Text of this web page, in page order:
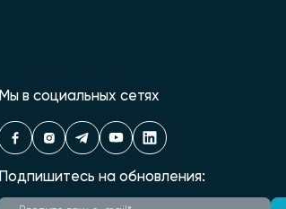
Мы в социальных сетях
Подпишитесь на обновления: